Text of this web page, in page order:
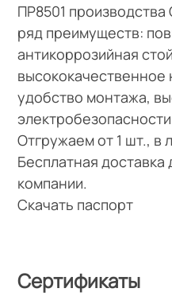
ПР8501
ряд преимуществ:
антикоррозийная
удобство монтажа,
Отгружаем от 1 шт., в
Бесплатная
компании.
Скачать паспорт
Сертификаты